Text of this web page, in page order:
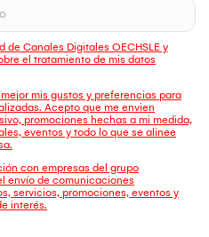
de Canales Digitales OECHSLE y
el tratamiento de mis datos
mis gustos y preferencias para
Acepto que me envien
promociones hechas a mi medida,
eventos y todo lo que se alinee
con empresas del grupo
envío de comunicaciones
servicios, promociones, eventos y
interés.